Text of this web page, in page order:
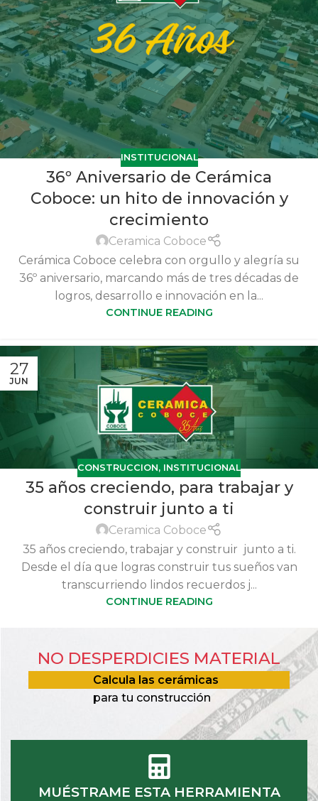
INSTITUCIONAL
36º Aniversario de Cerámica
Coboce: un hito de innovación y
crecimiento
Ceramica Coboce
Cerámica Coboce celebra con orgullo y alegría su
36º aniversario, marcando más de tres décadas de
logros, desarrollo e innovación en la...
CONTINUE READING
27
JUN
CONSTRUCCION, INSTITUCIONAL
35 años creciendo, para trabajar y
construir junto a ti
Ceramica Coboce
35 años creciendo, trabajar y construir junto a ti.
Desde el día que logras construir tus sueños van
transcurriendo lindos recuerdos j...
CONTINUE READING
NO DESPERDICIES MATERIAL
Calcula las cerámicas
para tu construcción
MUÉSTRAME ESTA HERRAMIENTA